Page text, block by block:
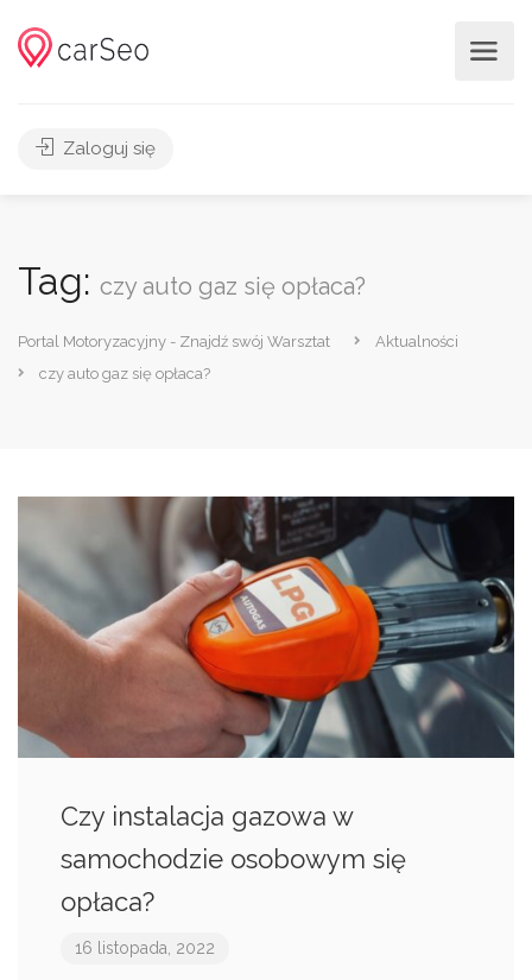
Zaloguj się
Tag: czy auto gaz się opłaca?
Portal Motoryzacyjny - Znajdź swój Warsztat
Aktualności
czy auto gaz się opłaca?
Czy instalacja gazowa w
samochodzie osobowym się
opłaca?
16 listopada, 2022